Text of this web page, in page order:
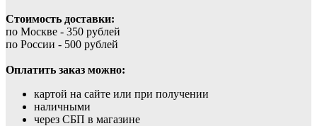
Стоимость доставки:
по Москве - 350 рублей
по России - 500 рублей
Оплатить заказ можно:
картой на сайте или при получении
наличными
через СБП в магазине